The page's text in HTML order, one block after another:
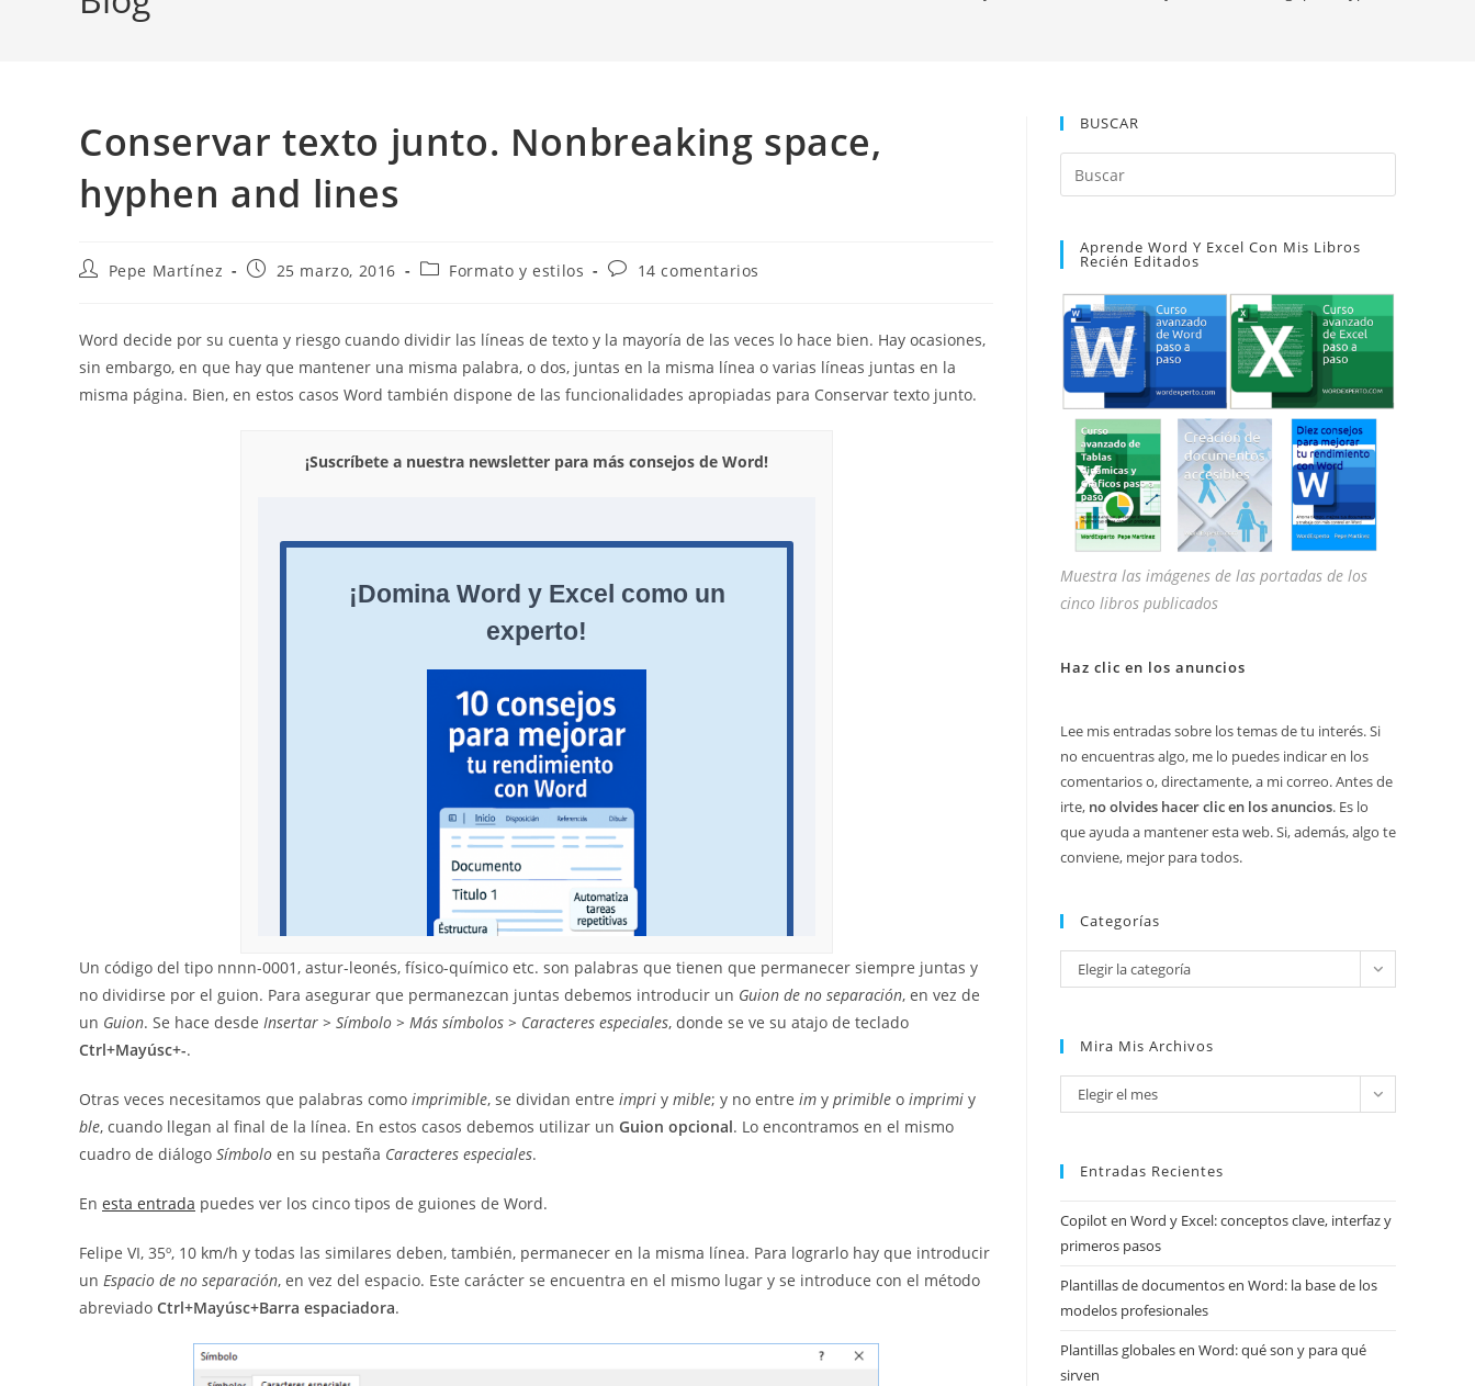
Conservar texto junto. Nonbreaking space,
hyphen and lines
Autor
entrada:
Pepe Martínez
Publicación
entrada:
25 marzo, 2016
Categoría
entrada:
Formato y estilos
Comentarios
entrada:
14 comentarios
Word decide por su cuenta y riesgo cuando dividir las líneas de texto y la mayoría de las veces lo hace bien. Hay ocasiones,
sin embargo, en que hay que mantener una misma palabra, o dos, juntas en la misma línea o varias líneas juntas en la
misma página. Bien, en estos casos Word también dispone de las funcionalidades apropiadas para Conservar texto junto.
¡Suscríbete a nuestra newsletter para más consejos de Word!
Un código del tipo nnnn-0001, astur-leonés, físico-químico etc. son palabras que tienen que permanecer siempre juntas y
no dividirse por el guion. Para asegurar que permanezcan juntas debemos introducir un Guion de no separación, en vez de
un Guion. Se hace desde Insertar > Símbolo > Más símbolos > Caracteres especiales, donde se ve su atajo de teclado
Ctrl+Mayúsc+-.
Otras veces necesitamos que palabras como imprimible, se dividan entre impri y mible; y no entre im y primible o imprimi y
ble, cuando llegan al final de la línea. En estos casos debemos utilizar un Guion opcional. Lo encontramos en el mismo
cuadro de diálogo Símbolo en su pestaña Caracteres especiales.
En esta entrada puedes ver los cinco tipos de guiones de Word.
Felipe VI, 35º, 10 km/h y todas las similares deben, también, permanecer en la misma línea. Para lograrlo hay que introducir
un Espacio de no separación, en vez del espacio. Este carácter se encuentra en el mismo lugar y se introduce con el método
abreviado Ctrl+Mayúsc+Barra espaciadora.
BUSCAR
Escape
Aprende Word Y Excel Con Mis Libros
Recién Editados
Muestra las imágenes de las portadas de los
cinco libros publicados
Haz clic en los anuncios
Lee mis entradas sobre los temas de tu interés. Si
no encuentras algo, me lo puedes indicar en los
comentarios o, directamente, a mi correo. Antes de
irte, no olvides hacer clic en los anuncios. Es lo
que ayuda a mantener esta web. Si, además, algo te
conviene, mejor para todos.
Categorías
Categorías
Elegir la categoría
Mira Mis Archivos
Mira
mis
Elegir el mes
Entradas Recientes
Copilot en Word y Excel: conceptos clave, interfaz y
primeros pasos
Plantillas de documentos en Word: la base de los
modelos profesionales
Plantillas globales en Word: qué son y para qué
sirven